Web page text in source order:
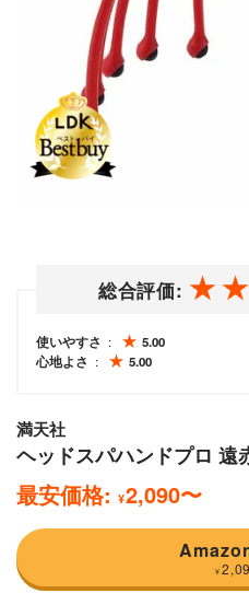
総合評価:
使いやすさ
5.00
心地よさ
5.00
満天社
ヘッドスパハンドプロ 遠
最安価格: ¥2,090〜
¥